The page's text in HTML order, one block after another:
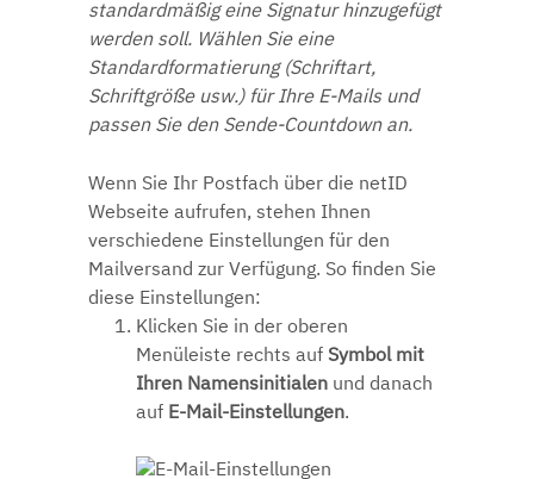
standardmäßig eine Signatur hinzugefügt
werden soll. Wählen Sie eine
Standardformatierung (Schriftart,
Schriftgröße usw.) für Ihre E-Mails und
passen Sie den Sende-Countdown an.
Wenn Sie Ihr Postfach über die netID
Webseite aufrufen, stehen Ihnen
verschiedene Einstellungen für den
Mailversand zur Verfügung. So finden Sie
diese Einstellungen:
Klicken Sie in der oberen
Menüleiste rechts auf Symbol mit
Ihren Namensinitialen und danach
auf E-Mail-Einstellungen.